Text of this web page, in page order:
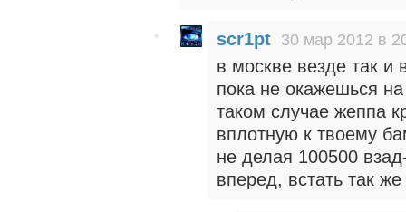
scr1pt 30 мар 2012 в
в москве везде так и
пока не окажешься
таком случае жеппа
вплотную к твоему
не делая 100500
вперед, встать так